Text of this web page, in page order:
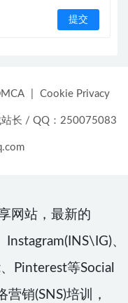
Cookie Privacy
站长 / QQ：250075083
网站，最新的
、
Pinterest等Social
销(SNS)培训，